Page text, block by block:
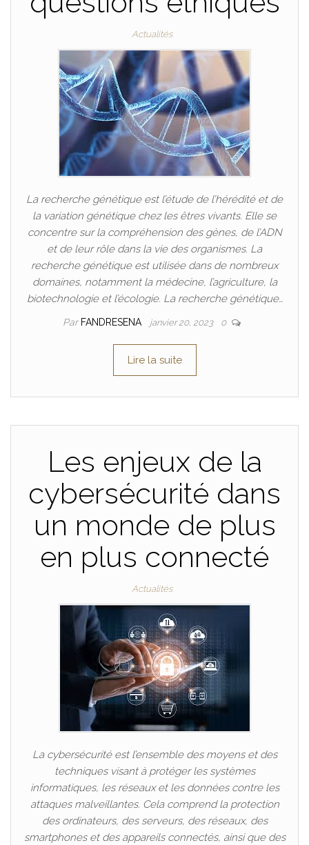
Actualités
La recherche génétique est l’étude de l’hérédité et de
la variation génétique chez les êtres vivants. Elle se
concentre sur la compréhension des gènes, de l’ADN
et de leur rôle dans la vie des organismes. La
recherche génétique est utilisée dans de nombreux
domaines, notamment la médecine, l’agriculture, la
biotechnologie et l’écologie. La recherche génétique…
Par FANDRESENA janvier 20, 2023 0
Lire la suite
Les enjeux de la
cybersécurité dans
un monde de plus
en plus connecté
Actualités
La cybersécurité est l’ensemble des moyens et des
techniques visant à protéger les systèmes
informatiques, les réseaux et les données contre les
attaques malveillantes. Cela comprend la protection
des ordinateurs, des serveurs, des réseaux, des
smartphones et des appareils connectés, ainsi que des